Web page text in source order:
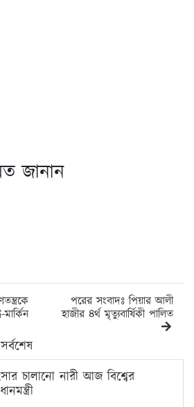
জানান
পরের সংবাদঃ পিয়ার আলী
হাজীর ৪র্থ মৃত্যুবার্ষিকী পালিত
সর্বশেষ
চালানো নারী আজ বিশ্বের